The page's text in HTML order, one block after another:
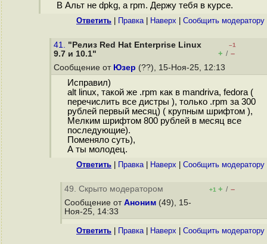
В Альт не dpkg, а rpm. Держу тебя в курсе.
Ответить Правка| Наверх Cообщить модератору
41. "Релиз Red Hat Enterprise Linux
9.7 и 10.1"
–1
+ / –
Сообщение от Юзер (??), 15-Ноя-25, 12:13
Исправил)
alt linux, такой же .rpm как в mandriva, fedora (
перечислить все дистры ), только .rpm за 300
рублей первый месяц) ( крупным шрифтом ),
Мелким шрифтом 800 рублей в месяц все
последующие).
Поменяло суть),
А ты молодец.
Ответить Правка| Наверх Cообщить модератору
49. Скрыто модератором +1 + / –
Сообщение от Аноним (49), 15-
Ноя-25, 14:33
Ответить Правка| Наверх Cообщить модератору